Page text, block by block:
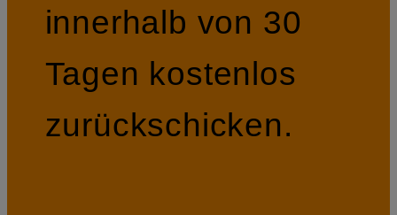
innerhalb von 30
Tagen kostenlos
zurückschicken.